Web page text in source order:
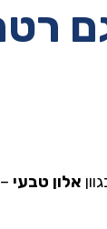
אלון טבעי